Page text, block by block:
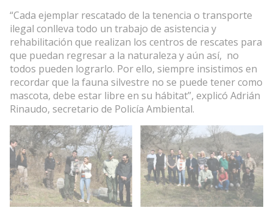
“Cada ejemplar rescatado de la tenencia o transporte
ilegal conlleva todo un trabajo de asistencia y
rehabilitación que realizan los centros de rescates para
que puedan regresar a la naturaleza y aún así, no
todos pueden lograrlo. Por ello, siempre insistimos en
recordar que la fauna silvestre no se puede tener como
mascota, debe estar libre en su hábitat”, explicó Adrián
Rinaudo, secretario de Policía Ambiental.